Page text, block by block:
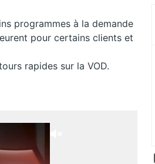
programmes à la demande
pour certains clients et
rapides sur la VOD.